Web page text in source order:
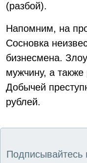
(разбой).
Напомним, на
Сосновка
бизнесмена.
мужчину, а
Добычей
рублей.
Подписывайтесь